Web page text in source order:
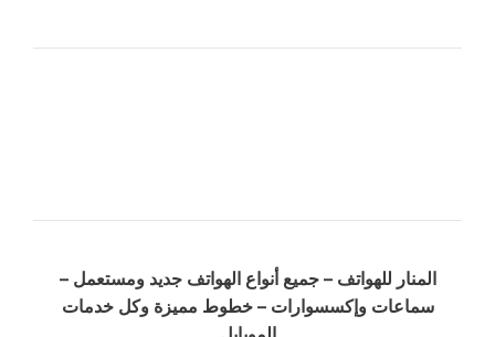
المنار للهواتف – جميع أنواع الهواتف جديد ومستعمل –
سماعات وإكسسوارات – خطوط مميزة وكل خدمات